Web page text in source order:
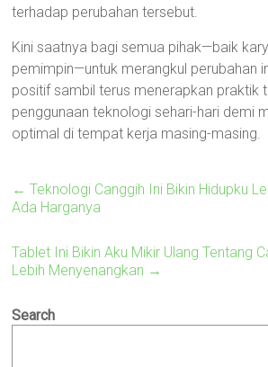
terhadap perubahan tersebut.
Kini saatnya bagi semua pihak—baik
pemimpin—untuk merangkul perubahan
positif sambil terus menerapkan praktik
penggunaan teknologi sehari-hari demi
optimal di tempat kerja masing-masing.
← Teknologi Canggih Ini Bikin Hidupku
Ada Harganya
Tablet Ini Bikin Aku Mikir Ulang Tentang
Lebih Menyenangkan →
Search